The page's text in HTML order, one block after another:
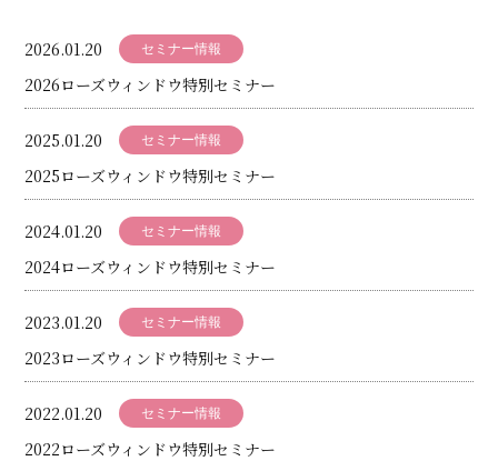
ド
ウ
協
会
2026.01.20 セミナー情報
2026ローズウィンドウ特別セミナー
2025.01.20 セミナー情報
2025ローズウィンドウ特別セミナー
2024.01.20 セミナー情報
2024ローズウィンドウ特別セミナー
2023.01.20 セミナー情報
2023ローズウィンドウ特別セミナー
2022.01.20 セミナー情報
2022ローズウィンドウ特別セミナー